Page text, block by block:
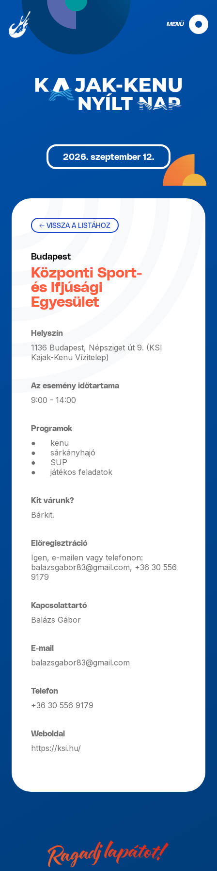
MENÜ
2026. szeptember 12.
← VISSZA A LISTÁHOZ
Budapest
Központi Sport-
és Ifjúsági
Egyesület
Helyszín
1136 Budapest, Népsziget út 9. (KSI
Kajak-Kenu Vízitelep)
Az esemény időtartama
9:00 - 14:00
Programok
● kenu
● sárkányhajó
● SUP
● játékos feladatok
Kit várunk?
Bárkit.
Előregisztráció
Igen, e-mailen vagy telefonon:
balazsgabor83@gmail.com, +36 30 556
9179
Kapcsolattartó
Balázs Gábor
E-mail
balazsgabor83@gmail.com
Telefon
+36 30 556 9179
Weboldal
https://ksi.hu/